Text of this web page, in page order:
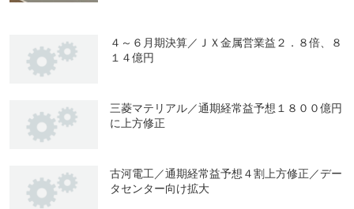
４～６月期決算／ＪＸ金属営業益２．８倍、８
１４億円
三菱マテリアル／通期経常益予想１８００億円
に上方修正
古河電工／通期経常益予想４割上方修正／デー
タセンター向け拡大